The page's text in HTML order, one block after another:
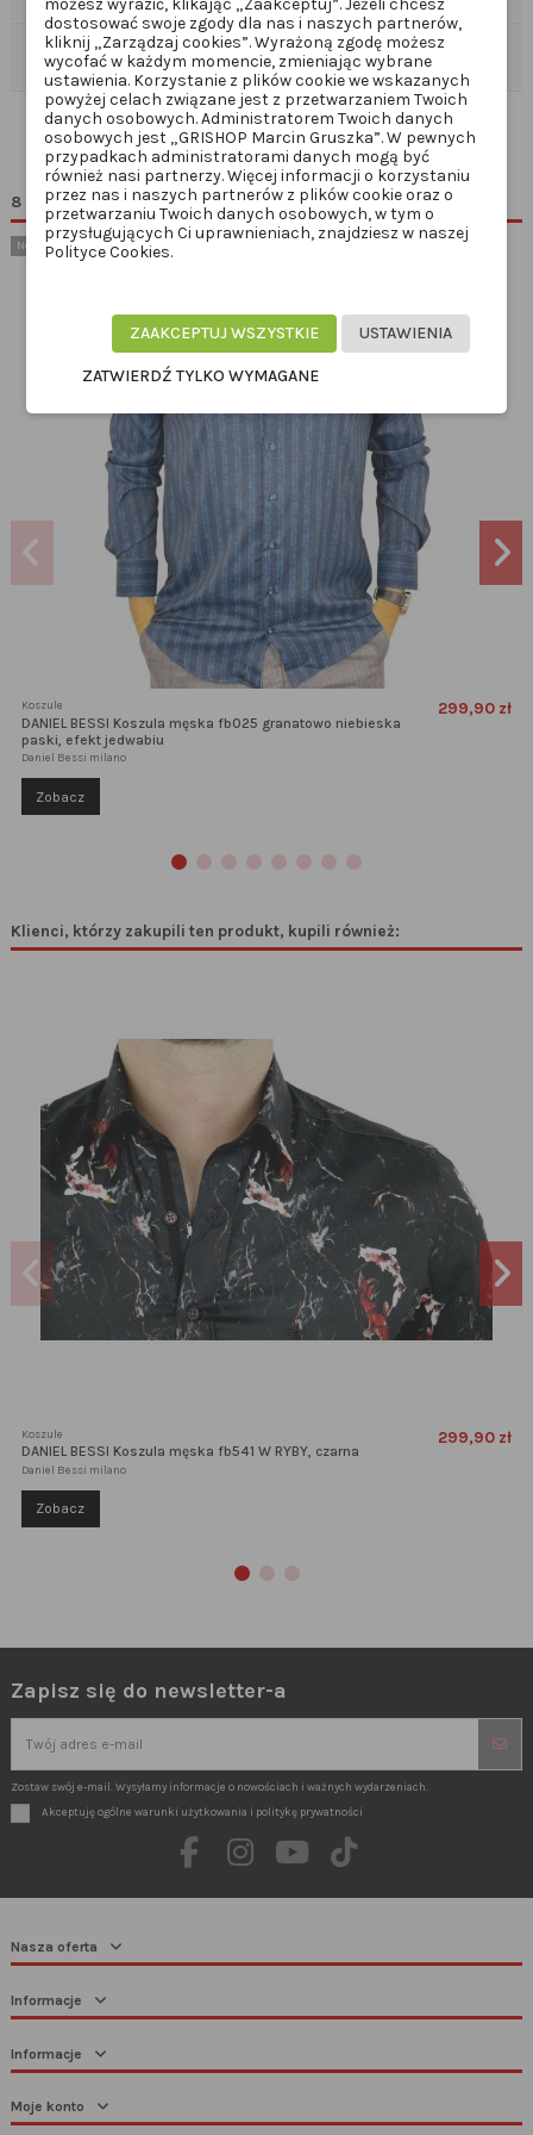
Komentarze (0)
8 innych produktów w tej samej kategorii:
Nowy
Koszule
DANIEL BESSI Koszula męska fb025 granatowo niebieska
paski, efekt jedwabiu
Daniel Bessi milano
299,90 zł
Zobacz
Klienci, którzy zakupili ten produkt, kupili również:
Koszule
DANIEL BESSI Koszula męska fb541 W RYBY, czarna
Daniel Bessi milano
299,90 zł
Zobacz
Zapisz się do newsletter-a
Zostaw swój e-mail. Wysyłamy informacje o nowościach i ważnych wydarzeniach.
Akceptuję ogólne warunki użytkowania i politykę prywatności
Nasza oferta
Informacje
Informacje
Moje konto
możesz wyrazić, klikając „Zaakceptuj”. Jeżeli chcesz
dostosować swoje zgody dla nas i naszych partnerów,
kliknij „Zarządzaj cookies”. Wyrażoną zgodę możesz
wycofać w każdym momencie, zmieniając wybrane
ustawienia. Korzystanie z plików cookie we wskazanych
powyżej celach związane jest z przetwarzaniem Twoich
danych osobowych. Administratorem Twoich danych
osobowych jest „GRISHOP Marcin Gruszka”. W pewnych
przypadkach administratorami danych mogą być
również nasi partnerzy. Więcej informacji o korzystaniu
przez nas i naszych partnerów z plików cookie oraz o
przetwarzaniu Twoich danych osobowych, w tym o
przysługujących Ci uprawnieniach, znajdziesz w naszej
Polityce Cookies.
USTAWIENIA
ZAAKCEPTUJ WSZYSTKIE
ZATWIERDŹ TYLKO WYMAGANE